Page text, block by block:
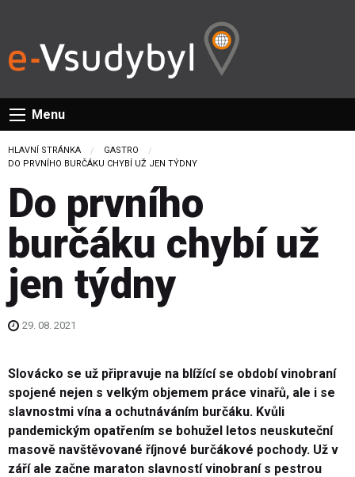
Menu
HLAVNÍ STRÁNKA
GASTRO
CURRENT:
DO PRVNÍHO BURČÁKU CHYBÍ UŽ JEN TÝDNY
Do prvního
burčáku chybí už
jen týdny
29. 08. 2021
Slovácko se už připravuje na blížící se období vinobraní
spojené nejen s velkým objemem práce vinařů, ale i se
slavnostmi vína a ochutnáváním burčáku. Kvůli
pandemickým opatřením se bohužel letos neuskuteční
masově navštěvované říjnové burčákové pochody. Už v
září ale začne maraton slavností vinobraní s pestrou